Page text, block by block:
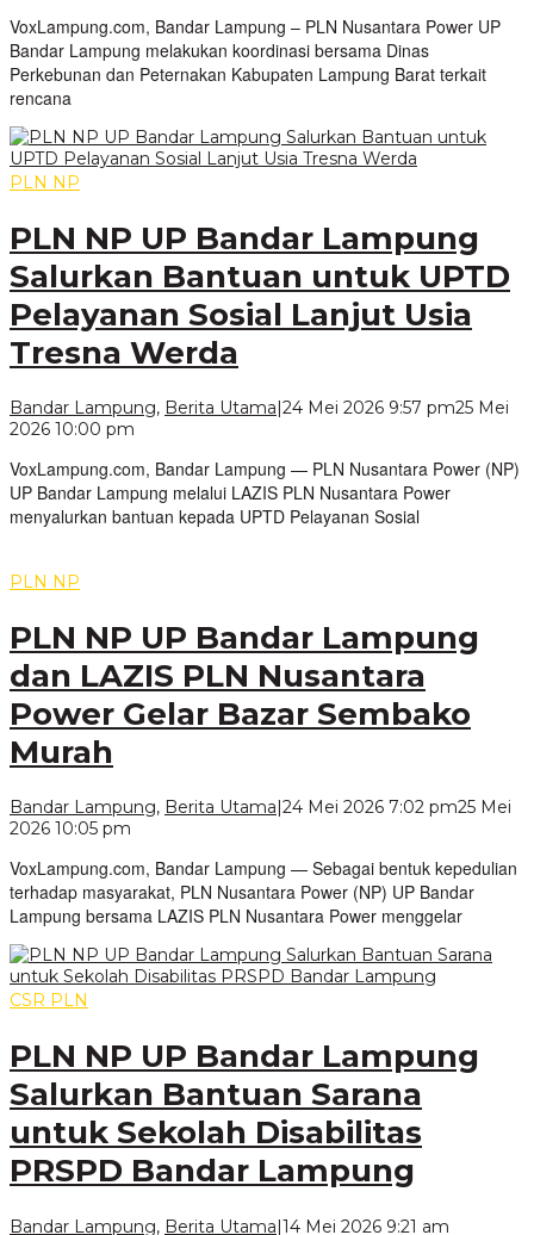
VoxLampung.com, Bandar Lampung – PLN Nusantara Power UP
Bandar Lampung melakukan koordinasi bersama Dinas
Perkebunan dan Peternakan Kabupaten Lampung Barat terkait
rencana
PLN NP
PLN NP UP Bandar Lampung
Salurkan Bantuan untuk UPTD
Pelayanan Sosial Lanjut Usia
Tresna Werda
Bandar Lampung, Berita Utama|24 Mei 2026 9:57 pm25 Mei
2026 10:00 pm
VoxLampung.com, Bandar Lampung — PLN Nusantara Power (NP)
UP Bandar Lampung melalui LAZIS PLN Nusantara Power
menyalurkan bantuan kepada UPTD Pelayanan Sosial
PLN NP
PLN NP UP Bandar Lampung
dan LAZIS PLN Nusantara
Power Gelar Bazar Sembako
Murah
Bandar Lampung, Berita Utama 24 Mei 2026 7:02 pm25 Mei
2026 10:05 pm
VoxLampung.com, Bandar Lampung — Sebagai bentuk kepedulian
terhadap masyarakat, PLN Nusantara Power (NP) UP Bandar
Lampung bersama LAZIS PLN Nusantara Power menggelar
CSR PLN
PLN NP UP Bandar Lampung
Salurkan Bantuan Sarana
untuk Sekolah Disabilitas
PRSPD Bandar Lampung
Bandar Lampung, Berita Utama|14 Mei 2026 9:21 am